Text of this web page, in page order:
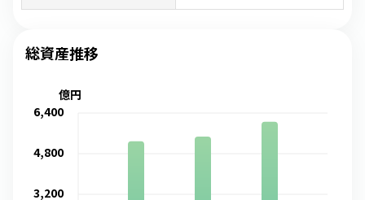
総資産推移
3,200
4,800
6,400
億円